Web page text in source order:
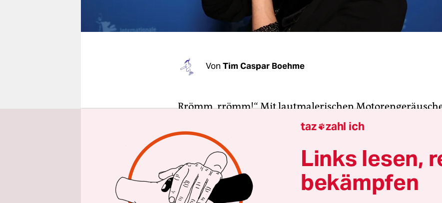
abo
Von Tim Caspar Boehme
„Rrömm, rrömm!“ Mit lautmalerischen
die Moderatorin des Abends, Hadnet Tesfai, der
Berlinale ein bisschen Schwung zu verleihen. Doch die
bestenfalls, von kraftvoller Dynamik war nicht viel zu
durchaus symptomatisch für die erste Pandemieausgabe
Internationalen Filmfestspiele von Berlin mit halbwegs
Kinobetrieb war.
taz zahl ich
Links lesen,
bekämpfen